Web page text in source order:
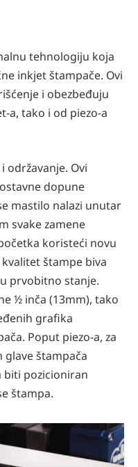
tehnologiju koja
inkjet štampače. Ovi
i obezbeđuju
a, tako i od piezo-a
održavanje. Ovi
dopune
mastilo nalazi unutar
svake zamene
koristeći novu
štampe biva
prvobitno stanje.
½ inča (13mm), tako
grafika
Poput piezo-a, za
štampača
biti pozicioniran
štampa.